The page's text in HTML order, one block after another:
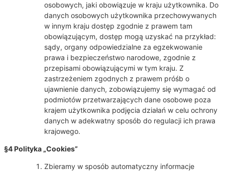
osobowych, jaki obowiązuje w kraju użytkownika. Do
danych osobowych użytkownika przechowywanych
w innym kraju dostęp zgodnie z prawem tam
obowiązującym, dostęp mogą uzyskać na przykład:
sądy, organy odpowiedzialne za egzekwowanie
prawa i bezpieczeństwo narodowe, zgodnie z
przepisami obowiązującymi w tym kraju. Z
zastrzeżeniem zgodnych z prawem próśb o
ujawnienie danych, zobowiązujemy się wymagać od
podmiotów przetwarzających dane osobowe poza
krajem użytkownika podjęcia działań w celu ochrony
danych w adekwatny sposób do regulacji ich prawa
krajowego.
§4 Polityka „Cookies”
Zbieramy w sposób automatyczny informacje